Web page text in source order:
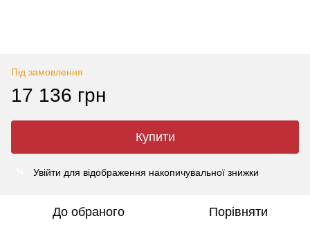
Під замовлення
17 136 грн
Купити
Увійти для відображення накопичувальної знижки
До обраного Порівняти